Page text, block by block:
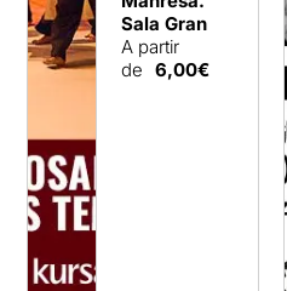
Sala Gran
A partir
de 6,00€